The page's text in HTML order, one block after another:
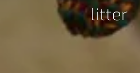
litter